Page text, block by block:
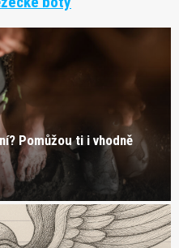
Pomůžou ti i vhodně